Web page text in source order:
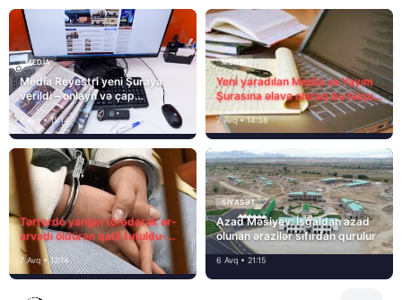
MEDİA
Media Reyestri yeni Şuraya
verildi – onlayn və çap
mediasını nə gözləyir?
7 Avq • 15:14
MEDİA
Yeni yaradılan Media və Yayım
Şurasına əlavə olaraq bu hüquq
və vəzifələr də verilib
7 Avq • 14:38
Tərtərdə yanğın törədərək ər-
arvadı öldürən qatil tutuldu-
SON DƏQİQƏ
7 Avq • 12:14
SIYASƏT
Azad Məsiyev: İşğaldan azad
olunan ərazilər sıfırdan qurulur
6 Avq • 21:15